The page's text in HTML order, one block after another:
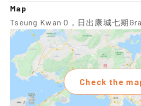
Map
Tseung Kwan O，日出康城七期
Check the